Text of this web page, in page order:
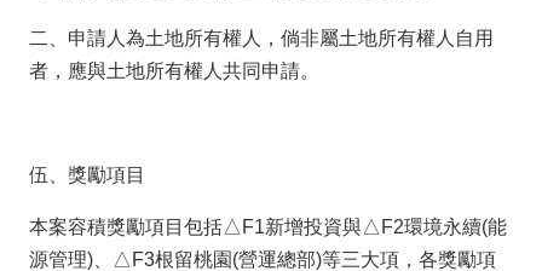
資
料
宣
二、申請人為土地所有權人，倘非屬土地所有權人自用
者，應與土地所有權人共同申請。
伍、獎勵項目
本案容積獎勵項目包括△F1新增投資與△F2環境永續(能
源管理)、△F3根留桃園(營運總部)等三大項，各獎勵項